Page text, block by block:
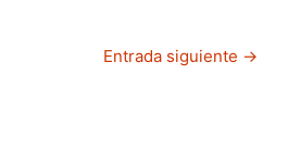
Entrada siguiente →